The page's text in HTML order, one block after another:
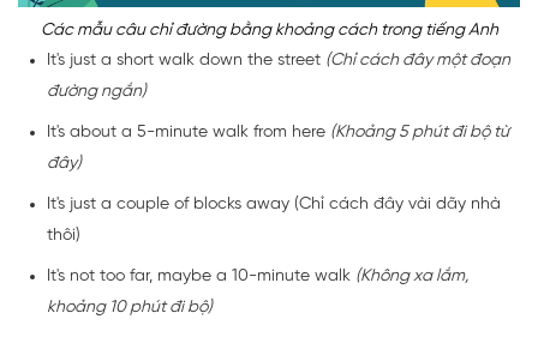
Các mẫu câu chỉ đường bằng khoảng cách trong tiếng Anh
It's just a short walk down the street (Chỉ cách đây một đoạn
đường ngắn)
It's about a 5-minute walk from here (Khoảng 5 phút đi bộ từ
đây)
It's just a couple of blocks away (Chỉ cách đây vài dãy nhà
thôi)
It's not too far, maybe a 10-minute walk (Không xa lắm,
khoảng 10 phút đi bộ)